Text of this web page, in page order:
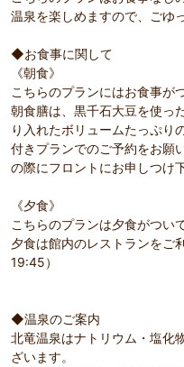
温泉を楽しめますので、ごゆ
◆お食事に関して
《朝食》
こちらのプランにはお食事が
朝食膳は、黒千石大豆を使っ
り入れたボリュームたっぷり
付きプランでのご予約をお願
の際にフロントにお申しつけ
《夕食》
こちらのプランは夕食がつい
夕食は館内のレストランをご
19:45）
◆温泉のご案内
北竜温泉はナトリウム・塩化
ざいます。